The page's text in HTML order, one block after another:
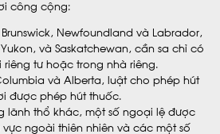
công cộng:
Newfoundland và Labrador,
và Saskatchewan, cần sa chỉ có
tư hoặc trong nhà riêng.
và Alberta, luật cho phép hút
được phép hút thuốc.
lãnh thổ khác, một số ngoại lệ được
ngoài thiên nhiên và các một số